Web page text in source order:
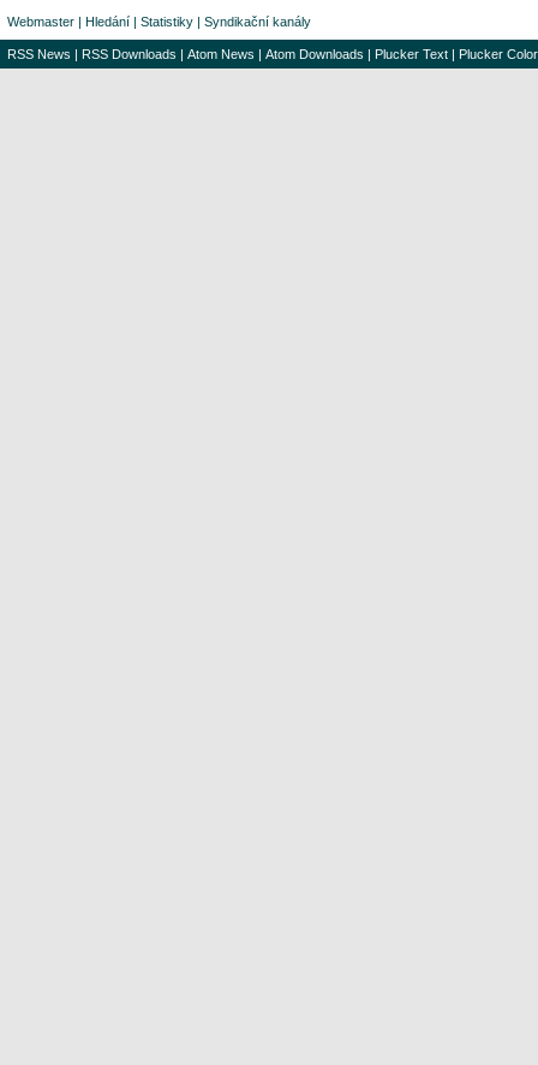
Webmaster | Hledání | Statistiky | Syndikační kanály
RSS News | RSS Downloads | Atom News | Atom Downloads | Plucker Text | Plucker Color